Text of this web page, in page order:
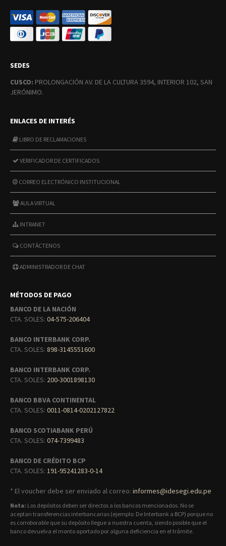
SEDES
CUSCO: PROLONGACIÓN AV. DE LA CULTURA 3594, INTERIOR 102, SAN
JERÓNIMO.
ENLACES DE INTERÉS
LIBRO DE RECLAMACIONES
VERIFICADOR DE CERTIFICADOS
CORREO ELECTRÓNICO INSTITUCIONAL
AULA VIRTUAL
INTRANET
CONTÁCTENOS
ADMINISTRADOR DE CHAT
MÉTODOS DE PAGO
BANCO DE LA NACIÓN
CTA. SOLES: 04-575-206404
BANCO INTERBANK CORP.
CTA. SOLES: 898-3145551600
BANCO INTERBANK CORP.
CTA. SOLES: 200-3001898130
BANCO BBVA CONTINENTAL
CTA. SOLES: 0011-0814-0202127822
BANCO SCOTIABANK PERÚ
CTA. SOLES: 074-7399483
BANCO DE CRÉDITO BCP
CTA. SOLES: 191-95241283-0-14
* El voucher debe ser enviado al correo: informes@idesegi.edu.pe
Nota: Los depósitos deben ser directos a los bancos mencionados. No se
aceptan transferencias interbancarias (ejemplo: De Interbank a BCP) porque no
es corroborable que su depósito llegue a nuestra cuenta, siendo posible que el
banco devuelva el monto aportado por alguna deficiencia en el trámite.